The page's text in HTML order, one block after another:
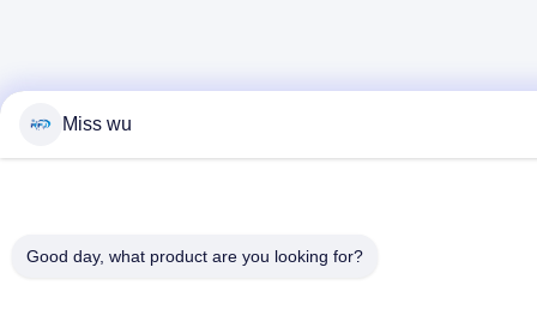
Miss wu
Good day, what product are you looking for?